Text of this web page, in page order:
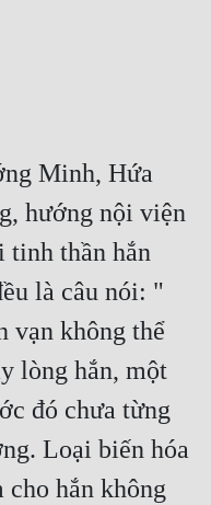
Minh, Hứa
hướng nội viện
tinh thần hắn
là câu nói: "
vạn không thể
lòng hắn, một
đó chưa từng
Loại biến hóa
hắn không